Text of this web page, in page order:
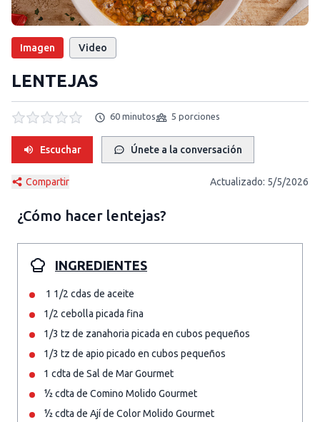
Imagen Video
LENTEJAS
60 minutos 5 porciones
Escuchar Únete a la conversación
Compartir Actualizado: 5/5/2026
¿Cómo hacer lentejas?
INGREDIENTES
1 1/2 cdas de aceite
1/2 cebolla picada fina
1/3 tz de zanahoria picada en cubos pequeños
1/3 tz de apio picado en cubos pequeños
1 cdta de Sal de Mar Gourmet
½ cdta de Comino Molido Gourmet
½ cdta de Ají de Color Molido Gourmet